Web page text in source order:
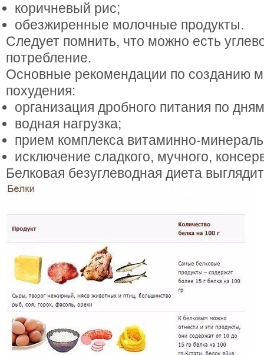
коричневый рис;
обезжиренные молочные продукты.
Следует помнить, что можно есть
потребление.
Основные рекомендации по созданию
похудения:
организация дробного питания по
водная нагрузка;
прием комплекса витаминно-
исключение сладкого, мучного,
Белковая безуглеводная диета